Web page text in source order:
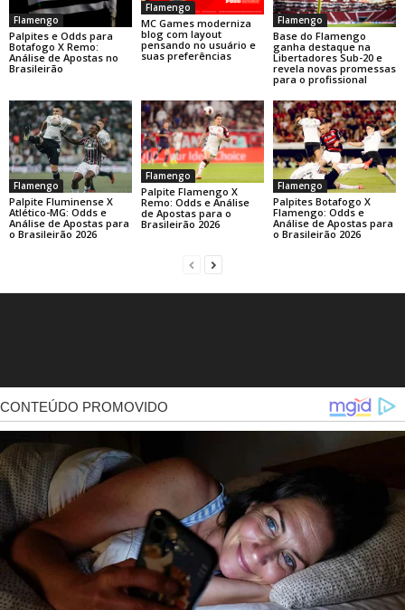
Flamengo
Palpites e Odds para
Botafogo X Remo:
Análise de Apostas no
Brasileirão
Flamengo
MC Games moderniza
blog com layout
pensando no usuário e
suas preferências
Flamengo
Base do Flamengo
ganha destaque na
Libertadores Sub-20 e
revela novas promessas
para o profissional
Flamengo
Palpite Fluminense X
Atlético-MG: Odds e
Análise de Apostas para
o Brasileirão 2026
Flamengo
Palpite Flamengo X
Remo: Odds e Análise
de Apostas para o
Brasileirão 2026
Flamengo
Palpites Botafogo X
Flamengo: Odds e
Análise de Apostas para
o Brasileirão 2026